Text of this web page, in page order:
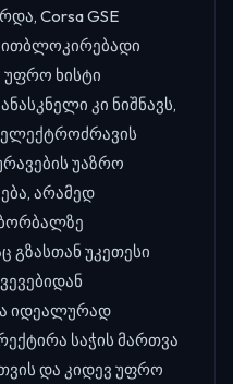
Corsa GSE
ხისტი
კი ნიშნავს,
უაზრო
არამედ
გზასთან უკეთესი
იდეალურად
საჭის მართვა
და კიდევ უფრო